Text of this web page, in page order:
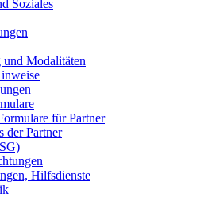
Soziales
und Modalitäten
für Partner
der Partner
Hilfsdienste